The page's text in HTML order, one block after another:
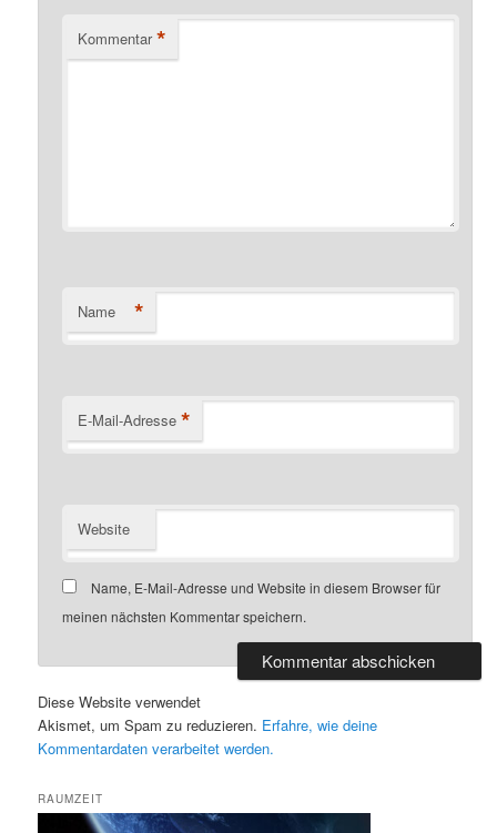
Kommentar *
Name *
E-Mail-Adresse *
Website
Name, E-Mail-Adresse und Website in diesem Browser für
meinen nächsten Kommentar speichern.
Diese Website verwendet
Akismet, um Spam zu reduzieren. Erfahre, wie deine
Kommentardaten verarbeitet werden.
RAUMZEIT